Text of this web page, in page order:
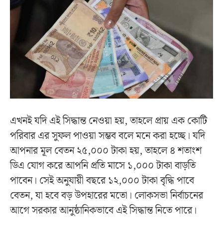
এখনই যদি এই সিদ্ধান্ত নেওয়া হয়, তাহলে প্রায় এক কোটি
পরিবার এর সুফল পাওয়া সম্ভব বলে মনে করা হচ্ছে। যদি
আপনার মূল বেতন ২৫,০০০ টাকা হয়, তাহলে ৪ শতাংশ
ডিএ যোগ করে আপনি প্রতি মাসে ১,০০০ টাকা বাড়তি
পাবেন। সেই অনুযায়ী বছরে ১২,০০০ টাকা বৃদ্ধি পাবে
বেতন, যা হবে বড় উপহারের মতো। লোকসভা নির্বাচনের
আগে সরকার আনুষ্ঠানিকভাবে এই সিদ্ধান্ত নিতে পারে।